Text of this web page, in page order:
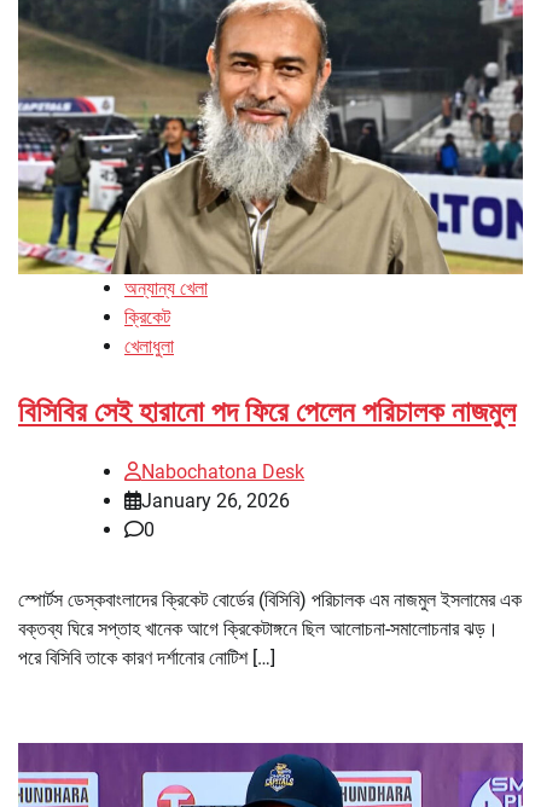
অন্যান্য খেলা
ক্রিকেট
খেলাধুলা
বিসিবির সেই হারানো পদ ফিরে পেলেন পরিচালক নাজমুল
Nabochatona Desk
January 26, 2026
0
স্পোর্টস ডেস্কবাংলাদের ক্রিকেট বোর্ডের (বিসিবি) পরিচালক এম নাজমুল ইসলামের এক
বক্তব্য ঘিরে সপ্তাহ খানেক আগে ক্রিকেটাঙ্গনে ছিল আলোচনা-সমালোচনার ঝড়।
পরে বিসিবি তাকে কারণ দর্শানোর নোটিশ […]